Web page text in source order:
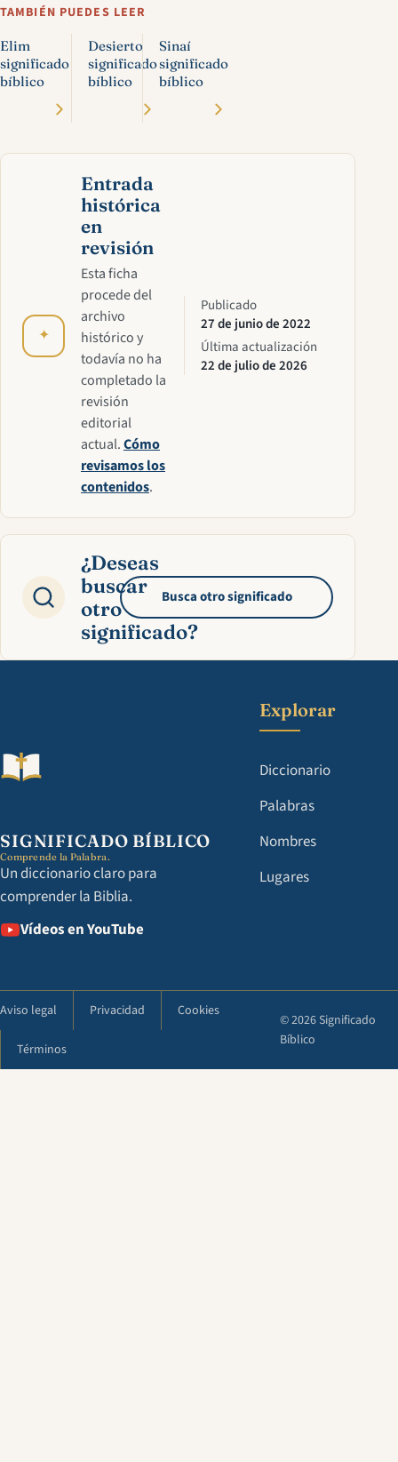
TAMBIÉN PUEDES LEER
Elim
significado
bíblico
Desierto
significado
bíblico
Sinaí
significado
bíblico
✦
Entrada
histórica
en
revisión
Esta ficha
procede del
archivo
histórico y
todavía no ha
completado la
revisión
editorial
actual.Cómo
revisamos los
contenidos.
Publicado
27 de junio de 2022
Última actualización
22 de julio de 2026
¿Deseas
buscar
otro
significado?
Busca otro significado
SIGNIFICADO BÍBLICO
Comprende la Palabra.
Un diccionario claro para
comprender la Biblia.
Vídeos en YouTube
Explorar
Diccionario
Palabras
Nombres
Lugares
Aviso legal Privacidad Cookies
Términos
© 2026 Significado
Bíblico